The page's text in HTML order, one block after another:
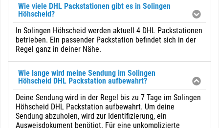
Wie viele DHL Packstationen gibt es in Solingen
Höhscheid?
In Solingen Höhscheid werden aktuell 4 DHL Packstationen
betrieben. Ein passender Packstation befindet sich in der
Regel ganz in deiner Nähe.
Wie lange wird meine Sendung im Solingen
Höhscheid DHL Packstation aufbewahrt?
Deine Sendung wird in der Regel bis zu 7 Tage im Solingen
Höhscheid DHL Packstation aufbewahrt. Um deine
Sendung abzuholen, wird zur Identifizierung, ein
Ausweisdokument benötigt. Für eine unkomplizierte